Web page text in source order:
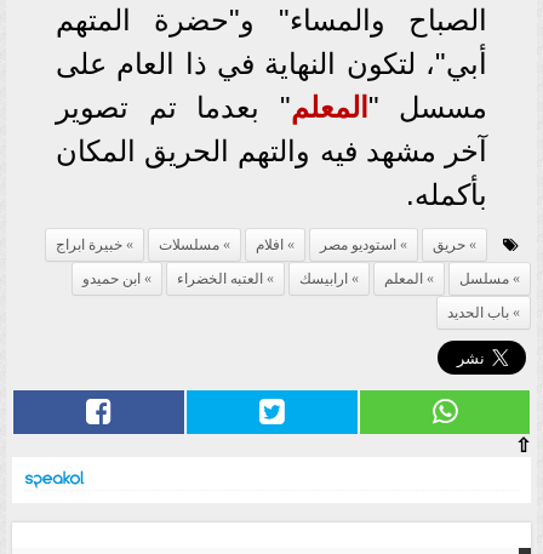
الصباح والمساء" و"حضرة المتهم
أبي"، لتكون النهاية في ذا العام على
مسسل " المعلم" بعدما تم تصوير
آخر مشهد فيه والتهم الحريق المكان
بأكمله.
حريق استوديو مصر افلام مسلسلات
خبيرة ابراج
مسلسل
المعلم ارابيسك العتبه الخضراء
ابن حميدو
باب الحديد
⇧